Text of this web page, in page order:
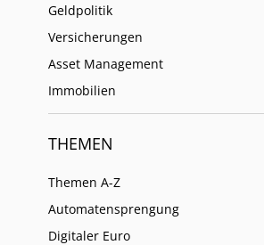
Geldpolitik
Versicherungen
Asset Management
Immobilien
THEMEN
Themen A-Z
Automatensprengung
Digitaler Euro